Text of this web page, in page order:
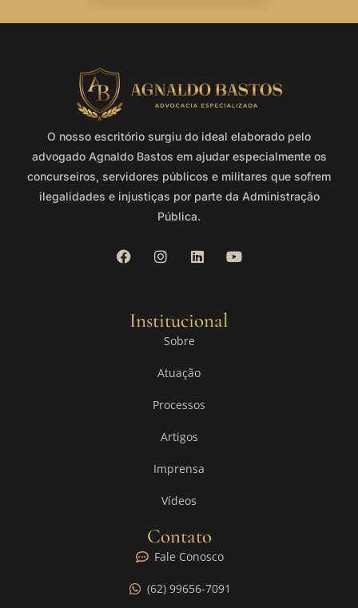
O nosso escritório surgiu do ideal elaborado pelo
advogado Agnaldo Bastos em ajudar especialmente os
concurseiros, servidores públicos e militares que sofrem
ilegalidades e injustiças por parte da Administração
Pública.
Institucional
Sobre
Atuação
Processos
Artigos
Imprensa
Vídeos
Contato
Fale Conosco
(62) 99656-7091